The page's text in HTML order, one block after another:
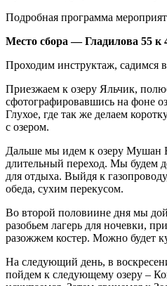
Подробная программа
Место сбора — Гладилова 55 к
Проходим инструктаж, садимся
Приезжаем к озеру Яльчик,
сфотографировавшись на фоне
Глухое, где так же делаем
с озером.
Дальше мы идем к озеру Мушан
длительный переход. Мы будем
для отдыха. Выйдя к
обеда, сухим перекусом.
Во второй половиине дня мы
разобьем лагерь для ночевки,
разожжем костер. Можно будет
На следующий день, в
пойдем к следующему озеру –